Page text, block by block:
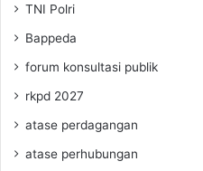
TNI Polri
Bappeda
forum konsultasi publik
rkpd 2027
atase perdagangan
atase perhubungan